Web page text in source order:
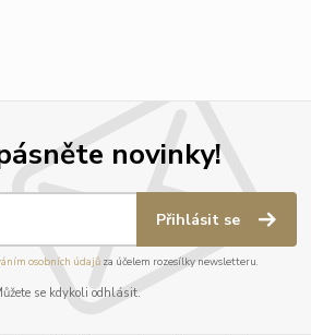
novinky!
Přihlásit se
osobních údajůza účelem rozesílky newsletteru.
se kdykoli odhlásit.